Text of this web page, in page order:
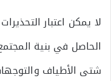
لا يمكن اعتبار
الحاصل في بنية
شتى الأطياف